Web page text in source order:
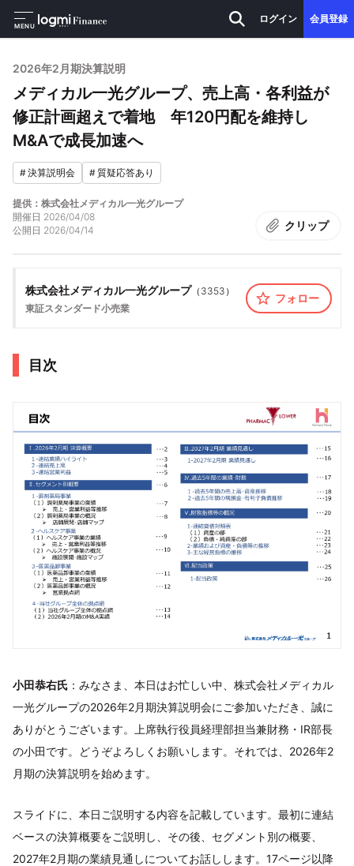
MENU
ログイン 会員登録
2026年2月期決算説明
メディカル一光グループ、売上高・各利益が
修正計画超えで着地 年120円配を維持し
M&Aで成長加速へ
#決算説明会 #質疑応答あり
提供：株式会社メディカル一光グループ
開催日 2026/04/08
公開日 2026/04/14 クリップ
株式会社メディカル一光グループ（ 3353 ）
東証スタンダード小売業
フォロー
目次
小田恭右氏 ：みなさま、本日はお忙しい中、株式会社メディカル
一光グループの2026年2月期決算説明会にご参加いただき、誠に
ありがとうございます。上席執行役員経理部担当兼財務・IR部長
の小田です。どうぞよろしくお願いします。それでは、2026年2
月期の決算説明を始めます。
スライドに、本日ご説明する内容を記載しています。最初に連結
ベースの決算概要をご説明し、その後、セグメント別の概要、
2027年2月期の業績見通しについてお話しします。17ページ以降